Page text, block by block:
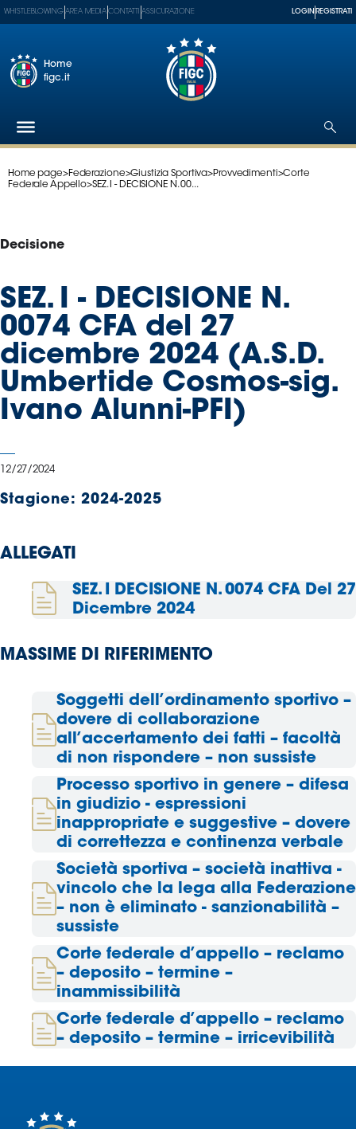
Federazione
Tecnici
Paralimpico
Serie
A
Women
Serie
B
Femminile
Calcio
delle
Assicurazione
Cerca
Whistleblowing
Contatti
Social media
WHISTLEBLOWING AREA MEDIA CONTATTI ASSICURAZIONE LOGIN REGISTRATI
Home
figc.it
Home page>Federazione>Giustizia Sportiva>Provvedimenti>Corte
Federale Appello>SEZ. I - DECISIONE N. 00...
Decisione
SEZ. I - DECISIONE N.
0074 CFA del 27
dicembre 2024 (A.S.D.
Umbertide Cosmos-sig.
Ivano Alunni-PFI)
12/27/2024
Stagione: 2024-2025
ALLEGATI
SEZ. I DECISIONE N. 0074 CFA Del 27
Dicembre 2024
MASSIME DI RIFERIMENTO
Soggetti dell’ordinamento sportivo –
dovere di collaborazione
all’accertamento dei fatti – facoltà
di non rispondere – non sussiste
Processo sportivo in genere – difesa
in giudizio - espressioni
inappropriate e suggestive – dovere
di correttezza e continenza verbale
Società sportiva – società inattiva -
vincolo che la lega alla Federazione
– non è eliminato - sanzionabilità –
sussiste
Corte federale d’appello – reclamo
– deposito – termine –
inammissibilità
Corte federale d’appello – reclamo
– deposito – termine – irricevibilità